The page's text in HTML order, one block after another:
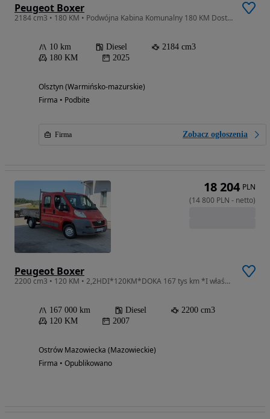
Peugeot Boxer
2184 cm3 • 180 KM • Podwójna Kabina Komunalny 180 KM Dostępny
10 km Diesel
2184 cm3
180 KM
2025
Olsztyn (Warmińsko-mazurskie)
Firma • Podbite
Firma Zobacz ogłoszenia
Peugeot Boxer
2200 cm3 • 120 KM • 2,2HDI*120KM*DOKA 167 tys km *I właściciel*Serwis*VAT 23
167 000 km Diesel
2200 cm3
120 KM
2007
Ostrów Mazowiecka (Mazowieckie)
Firma • Opublikowano
18 204 PLN
(14 800 PLN - netto)